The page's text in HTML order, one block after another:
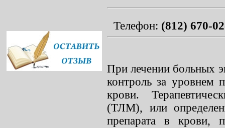
Телефон: (812) 670-
При лечении больных
контроль за уровнем
крови.
(ТЛМ), или
препарата в крови,